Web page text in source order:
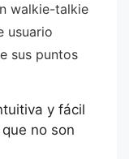
walkie-talkie
usuario
sus puntos
y fácil
no son